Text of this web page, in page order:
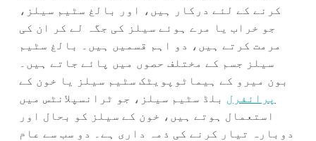
کرنے کے لئے درکار ہیں، اور بالغ سٹیم سیلز،
جو خراب یا مرے ہوئے سیلز کی جگہ لے کر ان کی
مرمت کرتے ہیں، دو اہم قسمیں ہیں۔ بالغ سٹیم
سیلز جسم کے مختلف حصوں میں پائے جاتے ہیں۔
بون میرو کے ہیماٹوپویٹک سٹیم سیلز یا خون کے
پرائفرل بلڈ سٹیم سیلز، جو ٹرانسپلانٹس میں
استعمال ہوتے ہیں، خون کے سیلز کو بحال اور
دوبارہ تیار کرنے کی ذمہ داری ہے۔ دو سب سے عام